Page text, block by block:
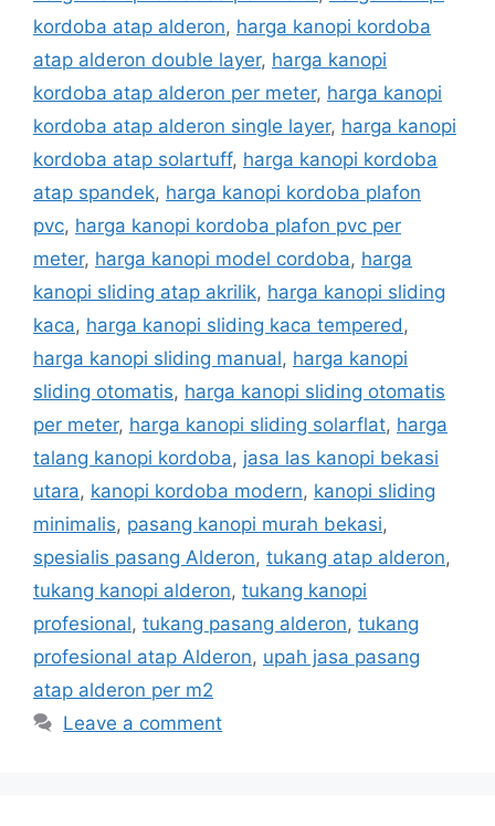
kordoba atap alderon, harga kanopi kordoba
atap alderon double layer, harga kanopi
kordoba atap alderon per meter, harga kanopi
kordoba atap alderon single layer, harga kanopi
kordoba atap solartuff, harga kanopi kordoba
atap spandek, harga kanopi kordoba plafon
pvc, harga kanopi kordoba plafon pvc per
meter, harga kanopi model cordoba, harga
kanopi sliding atap akrilik, harga kanopi sliding
kaca, harga kanopi sliding kaca tempered ,
harga kanopi sliding manual, harga kanopi
sliding otomatis, harga kanopi sliding otomatis
per meter, harga kanopi sliding solarflat, harga
talang kanopi kordoba, jasa las kanopi bekasi
utara, kanopi kordoba modern, kanopi sliding
minimalis, pasang kanopi murah bekasi,
spesialis pasang Alderon, tukang atap alderon,
tukang kanopi alderon, tukang kanopi
profesional, tukang pasang alderon, tukang
profesional atap Alderon, upah jasa pasang
atap alderon per m2
Leave a comment